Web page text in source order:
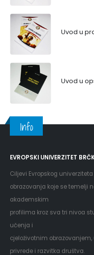
Uvod u
Uvod u
Info
EVROPSKI UNIVERZITET
Ciljevi Evropskog
obrazovanja koje se temelji
akademskim
profilima kroz sva tri nivoa
učenja i
cjeloživotnim
privrede i razvitka društva.